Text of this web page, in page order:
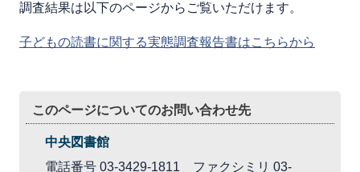
調査結果は以下のページからご覧いただけます。
子どもの読書に関する実態調査報告書はこちらから
このページについてのお問い合わせ先
中央図書館
電話番号 03-3429-1811 ファクシミリ 03-